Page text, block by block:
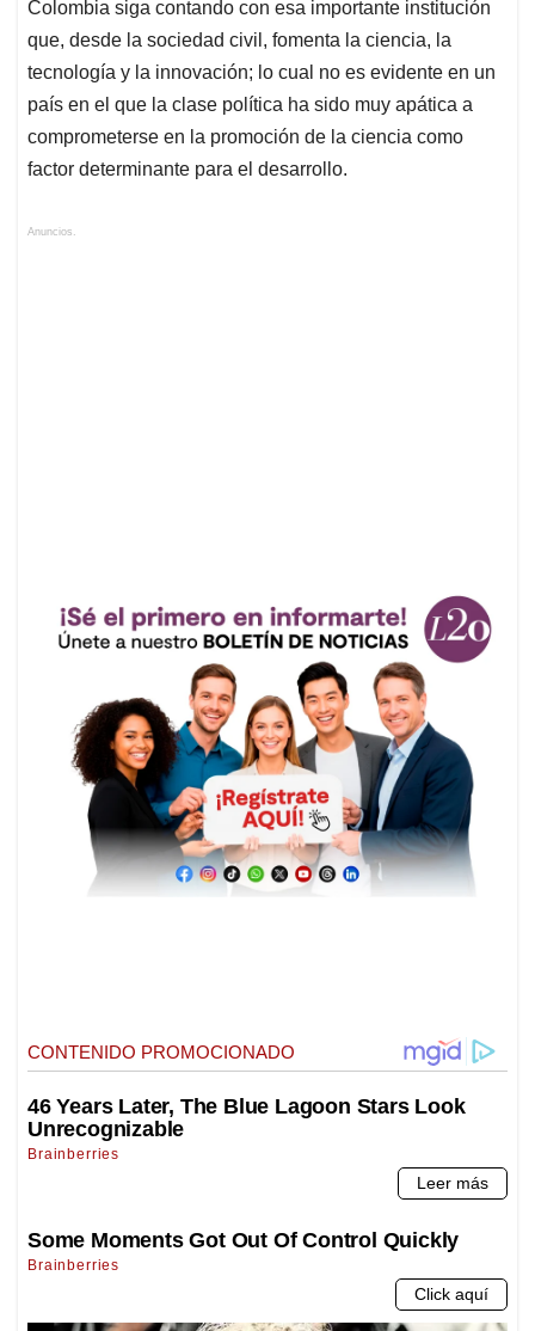
Colombia siga contando con esa importante institución
que, desde la sociedad civil, fomenta la ciencia, la
tecnología y la innovación; lo cual no es evidente en un
país en el que la clase política ha sido muy apática a
comprometerse en la promoción de la ciencia como
factor determinante para el desarrollo.
Anuncios.